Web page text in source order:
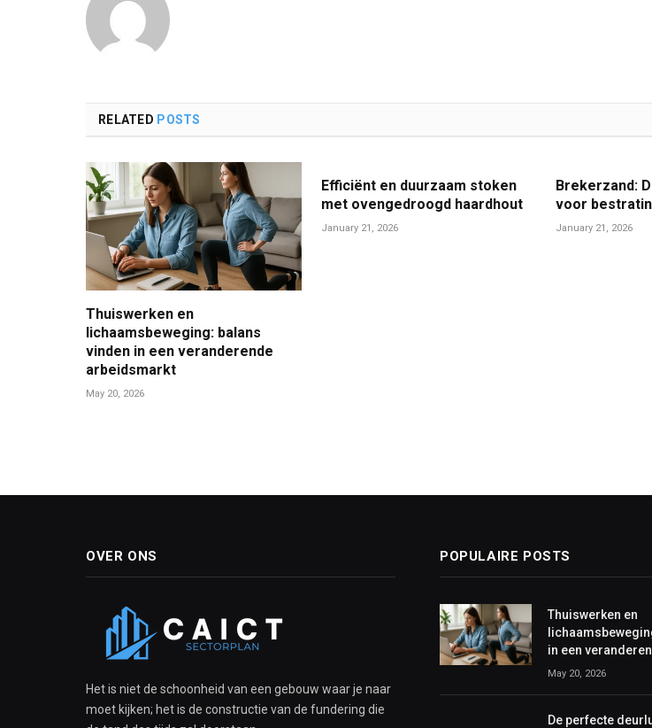
RELATED POSTS
Thuiswerken en
lichaamsbeweging: balans
vinden in een veranderende
arbeidsmarkt
May 20, 2026
Efficiënt en duurzaam stoken
met ovengedroogd haardhout
January 21, 2026
Brekerzand:
voor
January 21, 2026
OVER ONS
Het is niet de schoonheid van een gebouw waar je naar
moet kijken; het is de constructie van de fundering die
POPULAIRE POSTS
Thuiswerken en
in een
May 20, 2026
De perfecte